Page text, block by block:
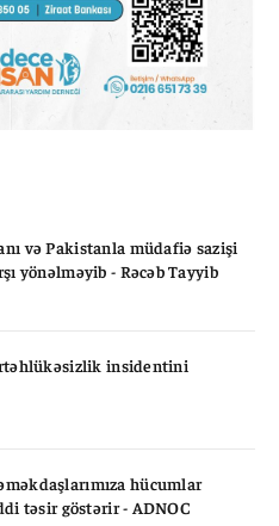
və Pakistanla müdafiə sazişi
yönəlməyib - Rəcəb Tayyib
insidentini
hücumlar
təsir göstərir - ADNOC